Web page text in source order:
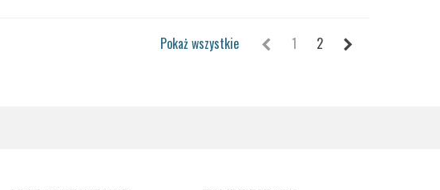
1 2
Pokaż wszystkie